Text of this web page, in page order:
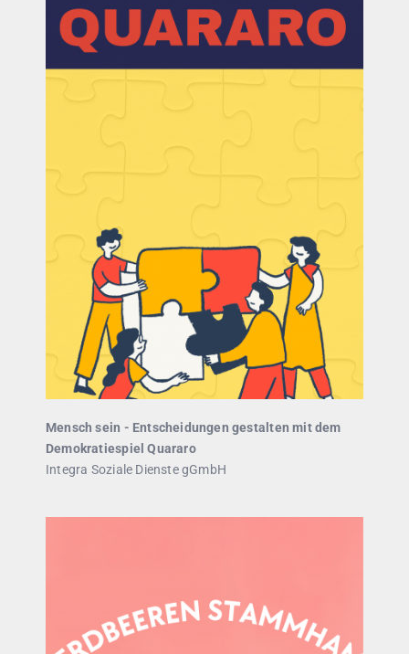
Mensch sein - Entscheidungen gestalten mit dem
Demokratiespiel Quararo
Integra Soziale Dienste gGmbH